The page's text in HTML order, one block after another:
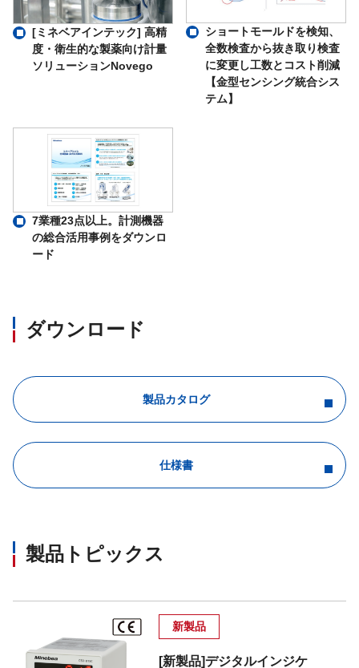
[ミネベアインテック] 高精
度・衛生的な製薬向け計量
ソリューションNovego
ショートモールドを検知、
全数検査から抜き取り検査
に変更し工数とコスト削減
【金型センシング統合シス
テム】
7業種23点以上。計測機器
の総合活用事例をダウンロ
ード
ダウンロード
製品カタログ
仕様書
製品トピックス
新製品
[新製品]デジタルインジケ